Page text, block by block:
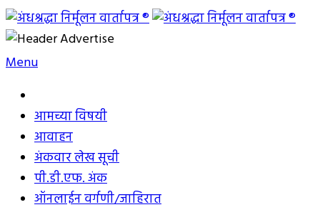
Skip
to
content
अंधश्रद्धा निर्मूलन वार्तापत्र ®
महाराष्ट्र अंधश्रद्धा निर्मूलन समिती™चे मुखपत्र
Menu
आमच्या विषयी
आवाहन
अंकवार लेख सूची
पी.डी.एफ. अंक
ऑनलाईन वर्गणी/जाहिरात